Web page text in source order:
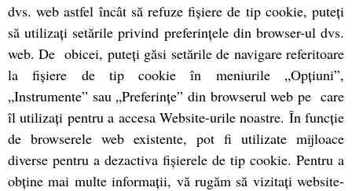
dvs. web astfel încât să refuze fișiere de tip cookie, puteți
să utilizați setările privind preferințele din browser-ul dvs.
web. De obicei, puteți găsi setările de navigare referitoare
la fișiere de tip cookie în meniurile „Opțiuni”,
„Instrumente” sau „Preferințe” din browserul web pe care
îl utilizați pentru a accesa Website-urile noastre. În funcție
de browserele web existente, pot fi utilizate mijloace
diverse pentru a dezactiva fișierele de tip cookie. Pentru a
obține mai multe informații, vă rugăm să vizitați website-